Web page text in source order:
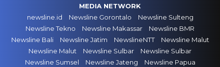
MEDIA NETWORK
newsline.id
Newsline Gorontalo
Newsline Sulteng
Newsline Tekno
Newsline Makassar
Newsline BMR
Newsline Bali
Newsline Jatim NewslineNTT
Newsline Malut
Newsline Malut
Newsline Sulbar
Newsline Sulbar
Newsline Sumsel
Newsline Jateng
Newsline Papua